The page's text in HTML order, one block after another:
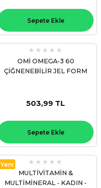
Sepete Ekle
OMİ OMEGA-3 60
ÇİĞNENEBİLİR JEL FORM
503,99 TL
Sepete Ekle
Yeni
MULTİVİTAMİN &
MULTİMİNERAL - KADIN -